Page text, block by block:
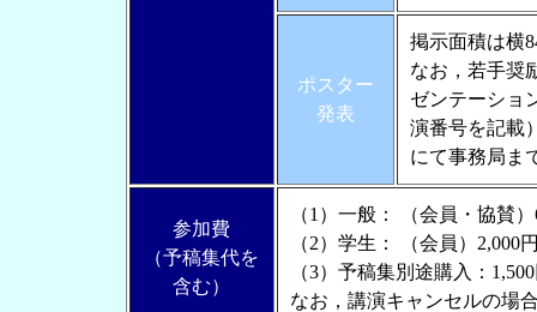
ポスター
発表
掲示面積は横
なお，若手奨
ゼンテーショ
演番号を記載
にて事務局ま
参加費
（予稿集代を
含む）
（1）一般： （会員・協賛
（2）学生： （会員）
（3）予稿集別途購入：
なお，講演キャンセルの場